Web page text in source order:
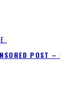
POST –